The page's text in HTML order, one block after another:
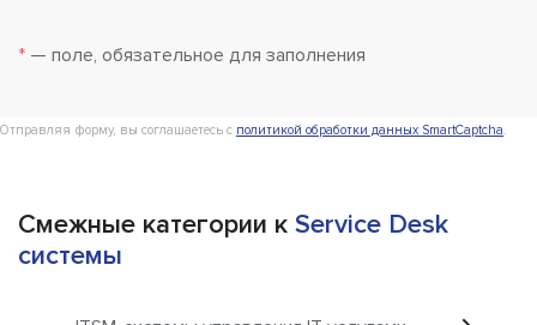
* — поле, обязательное для заполнения
Отправляя форму, вы соглашаетесь с политикой обработки данных SmartCaptcha.
Смежные категории к Service Desk
системы